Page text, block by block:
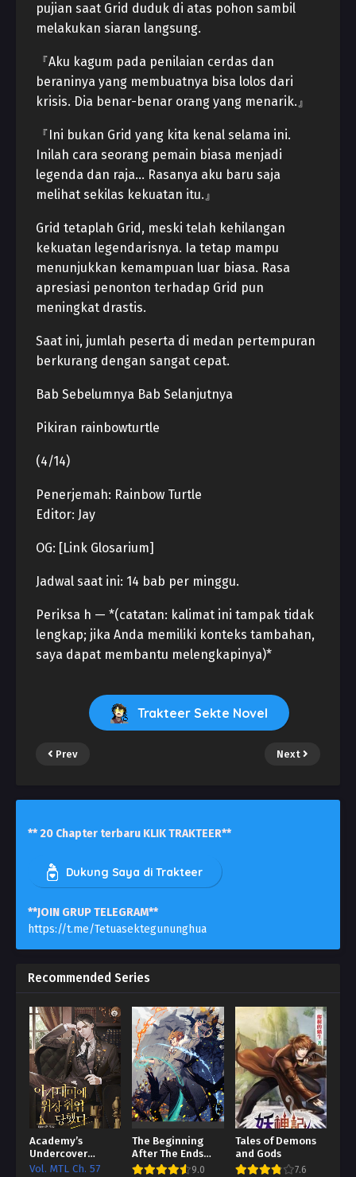
pujian saat Grid duduk di atas pohon sambil
melakukan siaran langsung.
『Aku kagum pada penilaian cerdas dan
beraninya yang membuatnya bisa lolos dari
krisis. Dia benar-benar orang yang menarik.』
『Ini bukan Grid yang kita kenal selama ini.
Inilah cara seorang pemain biasa menjadi
legenda dan raja… Rasanya aku baru saja
melihat sekilas kekuatan itu.』
Grid tetaplah Grid, meski telah kehilangan
kekuatan legendarisnya. Ia tetap mampu
menunjukkan kemampuan luar biasa. Rasa
apresiasi penonton terhadap Grid pun
meningkat drastis.
Saat ini, jumlah peserta di medan pertempuran
berkurang dengan sangat cepat.
Bab Sebelumnya Bab Selanjutnya
Pikiran rainbowturtle
(4/14)
Penerjemah: Rainbow Turtle
Editor: Jay
OG: [Link Glosarium]
Jadwal saat ini: 14 bab per minggu.
Periksa h — *(catatan: kalimat ini tampak tidak
lengkap; jika Anda memiliki konteks tambahan,
saya dapat membantu melengkapinya)*
Trakteer Sekte Novel
Prev Next
** 20 Chapter terbaru KLIK TRAKTEER**
Dukung Saya di Trakteer
**JOIN GRUP TELEGRAM**
https://t.me/Tetuasektegununghua
Recommended Series
Academy’s
Undercover
Professor
Vol. MTL Ch. 57
The Beginning
After The Ends
Bahasa Indonesia
9.0
Tales of Demons
and Gods
7.6